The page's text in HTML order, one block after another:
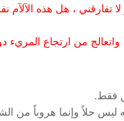
لا تفارقني ، هل هذه
فقط.
حلاً وإنما هروباً من